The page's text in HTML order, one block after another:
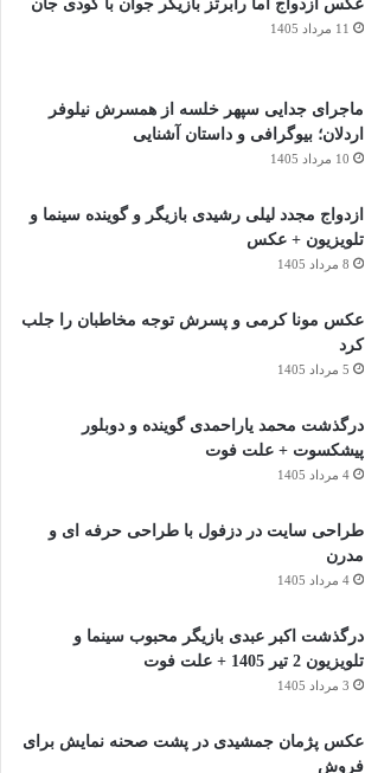
عکس ازدواج اما رابرتز بازیگر جوان با کودی جان
11 مرداد 1405
ماجرای جدایی سپهر خلسه از همسرش نیلوفر
اردلان؛ بیوگرافی و داستان آشنایی
10 مرداد 1405
ازدواج مجدد لیلی رشیدی بازیگر و گوینده سینما و
تلویزیون + عکس
8 مرداد 1405
عکس مونا کرمی و پسرش توجه مخاطبان را جلب
کرد
5 مرداد 1405
درگذشت محمد یاراحمدی گوینده و دوبلور
پیشکسوت + علت فوت
4 مرداد 1405
طراحی سایت در دزفول با طراحی حرفه‌ ای و
مدرن
4 مرداد 1405
درگذشت اکبر عبدی بازیگر محبوب سینما و
تلویزیون 2 تیر 1405 + علت فوت
3 مرداد 1405
عکس پژمان جمشیدی در پشت صحنه نمایش برای
فروش